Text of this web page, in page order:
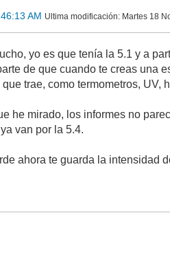
AM Ultima modificación: Martes 18
yo es que tenía la 5.1 y a
de que cuando te creas una
trae, como termometros, UV,
he mirado, los informes no
van por la 5.4.
ahora te guarda la intensidad